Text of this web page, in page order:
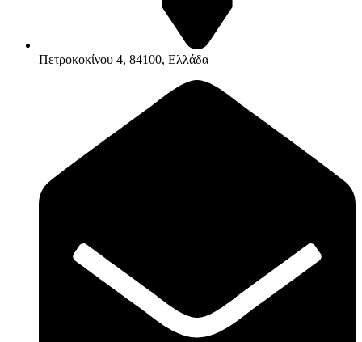
Πετροκοκίνου 4, 84100, Ελλάδα